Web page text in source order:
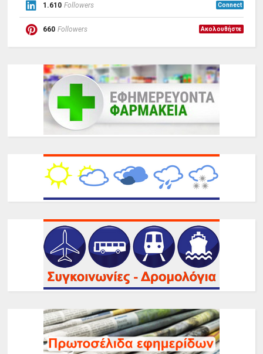
1.610 Followers Connect
660 Followers Ακολουθήστε